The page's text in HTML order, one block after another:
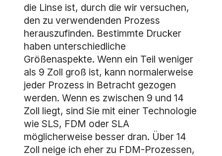
die Linse ist, durch die wir versuchen,
den zu verwendenden Prozess
herauszufinden. Bestimmte Drucker
haben unterschiedliche
Größenaspekte. Wenn ein Teil weniger
als 9 Zoll groß ist, kann normalerweise
jeder Prozess in Betracht gezogen
werden. Wenn es zwischen 9 und 14
Zoll liegt, sind Sie mit einer Technologie
wie SLS, FDM oder SLA
möglicherweise besser dran. Über 14
Zoll neige ich eher zu FDM-Prozessen,